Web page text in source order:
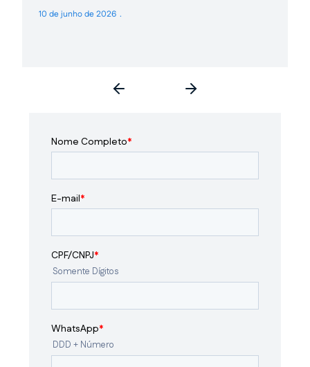
10 de junho de 2026